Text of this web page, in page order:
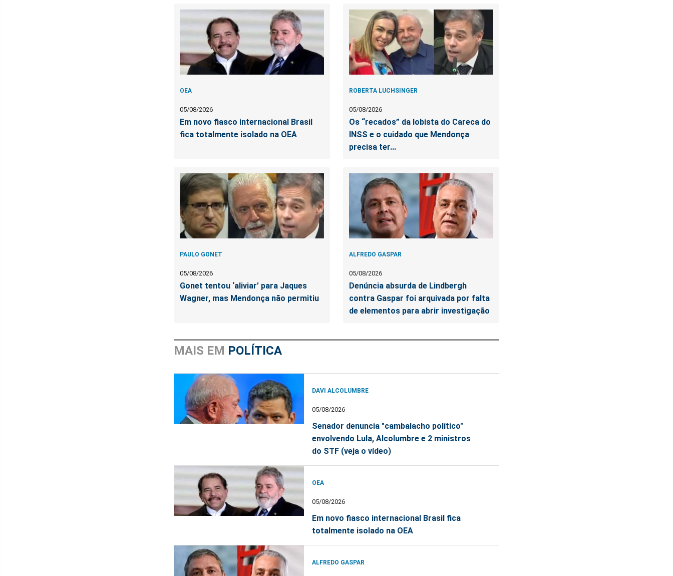
OEA
05/08/2026
Em novo fiasco internacional Brasil
fica totalmente isolado na OEA
ROBERTA LUCHSINGER
05/08/2026
Os “recados” da lobista do Careca do
INSS e o cuidado que Mendonça
precisa ter...
PAULO GONET
05/08/2026
Gonet tentou ‘aliviar’ para Jaques
Wagner, mas Mendonça não permitiu
ALFREDO GASPAR
05/08/2026
Denúncia absurda de Lindbergh
contra Gaspar foi arquivada por falta
de elementos para abrir investigação
MAIS EM POLÍTICA
DAVI ALCOLUMBRE
05/08/2026
Senador denuncia "cambalacho político"
envolvendo Lula, Alcolumbre e 2 ministros
do STF (veja o vídeo)
OEA
05/08/2026
Em novo fiasco internacional Brasil fica
totalmente isolado na OEA
ALFREDO GASPAR